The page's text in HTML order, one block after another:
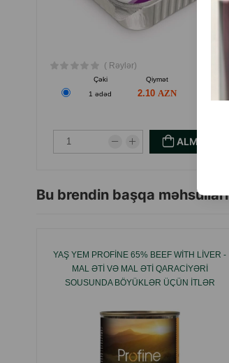
( Rəylər)
Çəki Qiymət
1 ədəd
2.10
ALMAQ
Bu brendin başqa məhsulları
YAŞ YEM PROFINE 65% BEEF WITH LIVER -
MAL ƏTI VƏ MAL ƏTI QARACIYƏRI
SOUSUNDA BÖYÜKLƏR ÜÇÜN ITLƏR